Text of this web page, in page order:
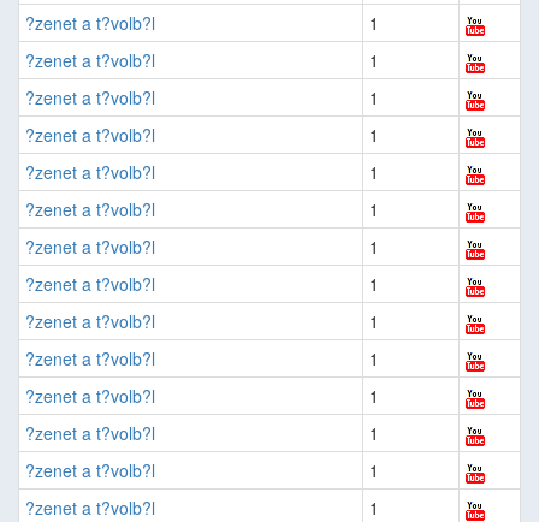
?zenet a t?volb?l
1
?zenet a t?volb?l
1
?zenet a t?volb?l
1
?zenet a t?volb?l
1
?zenet a t?volb?l
1
?zenet a t?volb?l
1
?zenet a t?volb?l
1
?zenet a t?volb?l
1
?zenet a t?volb?l
1
?zenet a t?volb?l
1
?zenet a t?volb?l
1
?zenet a t?volb?l
1
?zenet a t?volb?l
1
?zenet a t?volb?l
1